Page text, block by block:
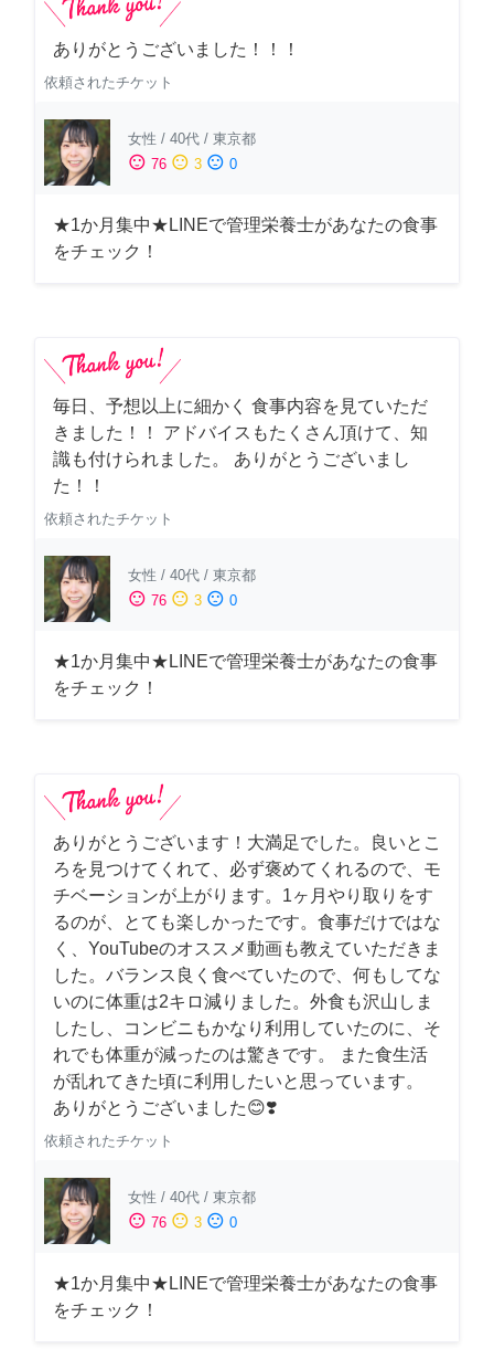
ありがとうございました！！！
依頼されたチケット
女性 / 40代 / 東京都
sentiment_satisfied 76 sentiment_neutral 3 sentiment_dissatisfied 0
★1か月集中★LINEで管理栄養士があなたの食事
をチェック！
毎日、予想以上に細かく 食事内容を見ていただ
きました！！ アドバイスもたくさん頂けて、知
識も付けられました。 ありがとうございまし
た！！
依頼されたチケット
女性 / 40代 / 東京都
sentiment_satisfied 76 sentiment_neutral 3 sentiment_dissatisfied 0
★1か月集中★LINEで管理栄養士があなたの食事
をチェック！
ありがとうございます！大満足でした。良いとこ
ろを見つけてくれて、必ず褒めてくれるので、モ
チベーションが上がります。1ヶ月やり取りをす
るのが、とても楽しかったです。食事だけではな
く、YouTubeのオススメ動画も教えていただきま
した。バランス良く食べていたので、何もしてな
いのに体重は2キロ減りました。外食も沢山しま
したし、コンビニもかなり利用していたのに、そ
れでも体重が減ったのは驚きです。 また食生活
が乱れてきた頃に利用したいと思っています。
ありがとうございました😊❣️
依頼されたチケット
女性 / 40代 / 東京都
sentiment_satisfied 76 sentiment_neutral 3 sentiment_dissatisfied 0
★1か月集中★LINEで管理栄養士があなたの食事
をチェック！